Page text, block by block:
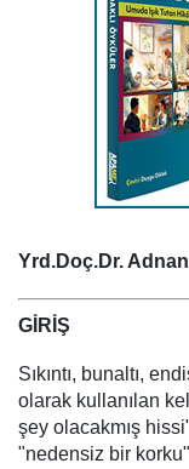
Yrd.Doç.Dr.
GİRİŞ
Sıkıntı, bunaltı,
olarak kullanılan
şey olacakmış
"nedensiz bir